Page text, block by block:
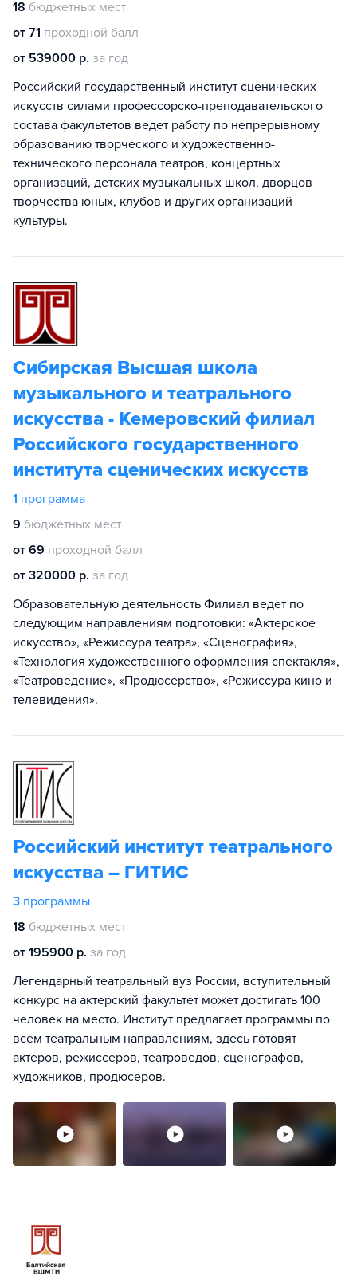
18 бюджетных мест
от 71 проходной балл
от 539000 р. за год
Российский государственный институт сценических
искусств силами профессорско-преподавательского
состава факультетов ведет работу по непрерывному
образованию творческого и художественно-
технического персонала театров, концертных
организаций, детских музыкальных школ, дворцов
творчества юных, клубов и других организаций
культуры.
Сибирская Высшая школа
музыкального и театрального
искусства - Кемеровский филиал
Российского государственного
института сценических искусств
1 программа
9 бюджетных мест
от 69 проходной балл
от 320000 р. за год
Образовательную деятельность Филиал ведет по
следующим направлениям подготовки: «Актерское
искусство», «Режиссура театра», «Сценография»,
«Технология художественного оформления спектакля»,
«Театроведение», «Продюсерство», «Режиссура кино и
телевидения».
Российский институт театрального
искусства – ГИТИС
3 программы
18 бюджетных мест
от 195900 р. за год
Легендарный театральный вуз России, вступительный
конкурс на актерский факультет может достигать 100
человек на место. Институт предлагает программы по
всем театральным направлениям, здесь готовят
актеров, режиссеров, театроведов, сценографов,
художников, продюсеров.